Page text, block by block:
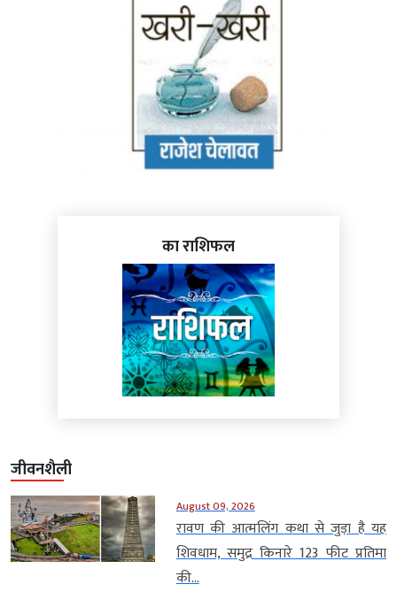
का राशिफल
जीवनशैली
August 09, 2026
रावण की आत्मलिंग कथा से जुड़ा है यह
शिवधाम, समुद्र किनारे 123 फीट प्रतिमा
की...